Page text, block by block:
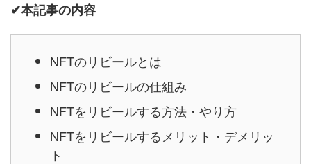
✔本記事の内容
NFTのリビールとは
NFTのリビールの仕組み
NFTをリビールする方法・やり方
NFTをリビールするメリット・デメリッ
ト